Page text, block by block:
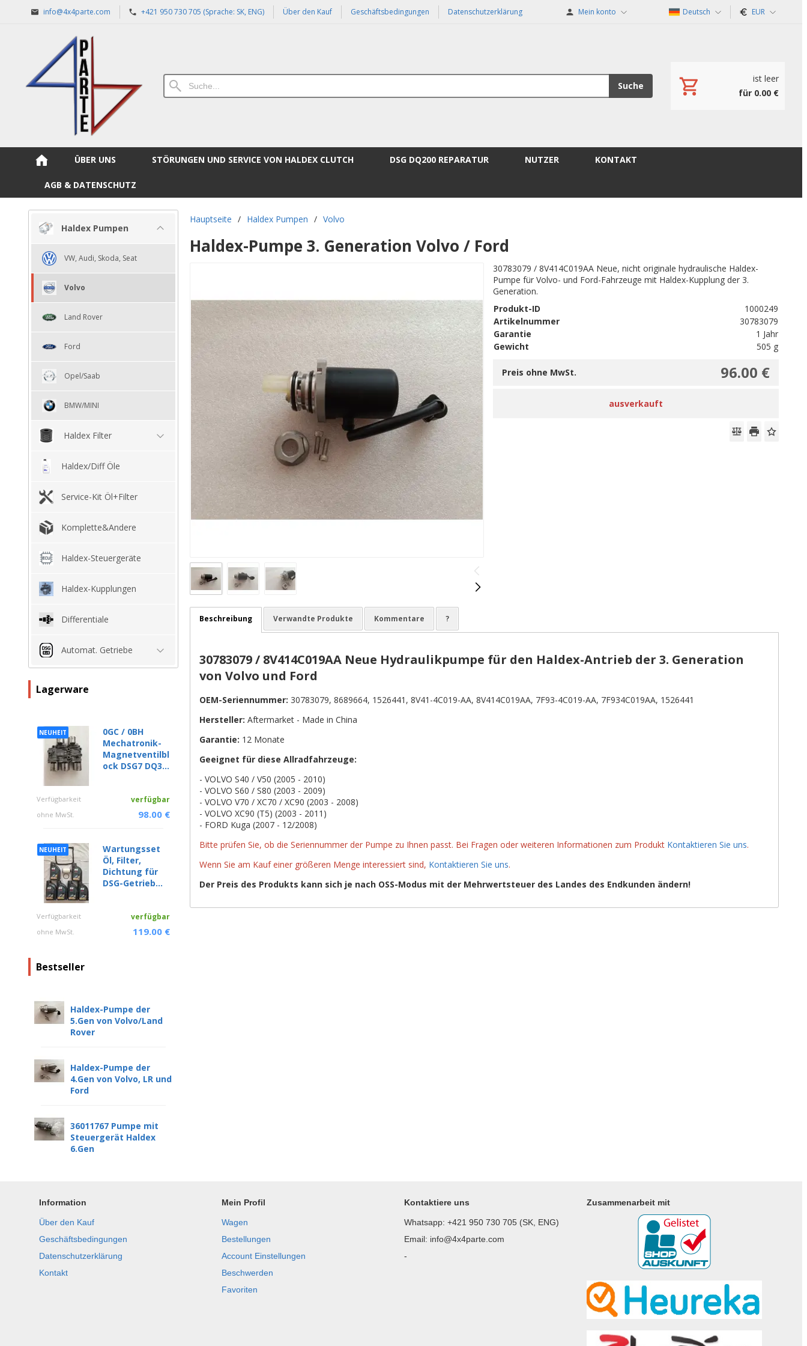
info@4x4parte.com +421 950 730 705 (Sprache: SK, ENG) Über den Kauf Geschäftsbedingungen Datenschutzerklärung Mein konto Deutsch EUR
Suche
ist leer
für 0.00 €
ÜBER UNS STÖRUNGEN UND SERVICE VON HALDEX CLUTCH DSG DQ200 REPARATUR NUTZER KONTAKT
AGB & DATENSCHUTZ
Haldex Pumpen
VW, Audi, Skoda, Seat
Volvo
Land Rover
Ford
Opel/Saab
BMW/MINI
Haldex Filter
Haldex/Diff Öle
Service-Kit Öl+Filter
Komplette&Andere
Haldex-Steuergeräte
Haldex-Kupplungen
Differentiale
Automat. Getriebe
Lagerware
NEUHEIT
0GC / 0BH
Mechatronik-
Magnetventilbl
ock DSG7 DQ3...
Verfügbarkeit verfügbar
ohne MwSt. 98.00 €
NEUHEIT
Wartungsset
Öl, Filter,
Dichtung für
DSG-Getrieb...
Verfügbarkeit verfügbar
ohne MwSt. 119.00 €
Bestseller
Haldex-Pumpe der
5.Gen von Volvo/Land
Rover
Haldex-Pumpe der
4.Gen von Volvo, LR und
Ford
36011767 Pumpe mit
Steuergerät Haldex
6.Gen
Hauptseite / Haldex Pumpen / Volvo
Haldex-Pumpe 3. Generation Volvo / Ford
30783079 / 8V414C019AA Neue, nicht originale hydraulische Haldex-
Pumpe für Volvo- und Ford-Fahrzeuge mit Haldex-Kupplung der 3.
Generation.
Produkt-ID
1000249
Artikelnummer
30783079
Garantie
1 Jahr
Gewicht
505 g
96.00 €
Preis ohne MwSt.
ausverkauft
Beschreibung Verwandte Produkte Kommentare ?
30783079 / 8V414C019AA Neue Hydraulikpumpe für den Haldex-Antrieb der 3. Generation
von Volvo und Ford
OEM-Seriennummer: 30783079, 8689664, 1526441, 8V41-4C019-AA, 8V414C019AA, 7F93-4C019-AA, 7F934C019AA, 1526441
Hersteller: Aftermarket - Made in China
Garantie: 12 Monate
Geeignet für diese Allradfahrzeuge:
- VOLVO S40 / V50 (2005 - 2010)
- VOLVO S60 / S80 (2003 - 2009)
- VOLVO V70 / XC70 / XC90 (2003 - 2008)
- VOLVO XC90 (T5) (2003 - 2011)
- FORD Kuga (2007 - 12/2008)
Bitte prüfen Sie, ob die Seriennummer der Pumpe zu Ihnen passt. Bei Fragen oder weiteren Informationen zum Produkt Kontaktieren Sie uns.
Wenn Sie am Kauf einer größeren Menge interessiert sind, Kontaktieren Sie uns.
Der Preis des Produkts kann sich je nach OSS-Modus mit der Mehrwertsteuer des Landes des Endkunden ändern!
Information
Über den Kauf
Geschäftsbedingungen
Datenschutzerklärung
Kontakt
Mein Profil
Wagen
Bestellungen
Account Einstellungen
Beschwerden
Favoriten
Kontaktiere uns
Whatsapp: +421 950 730 705 (SK, ENG)
Email: info@4x4parte.com
-
Zusammenarbeit mit